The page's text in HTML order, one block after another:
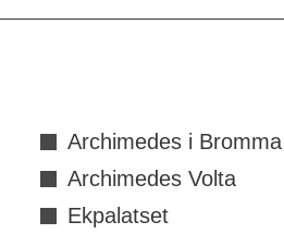
Archimedes i Bromma
Archimedes Volta
Ekpalatset